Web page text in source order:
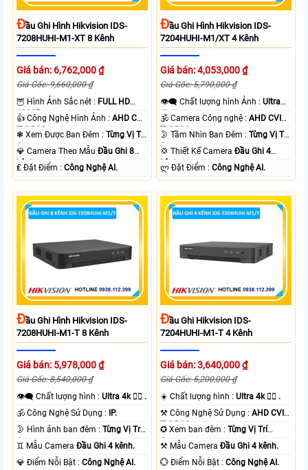
ĐẦu Ghi Hình Hikvision IDS-
7208HUHI-M1-XT 8 Kênh
Giá bán: 6,762,000 ₫
Giá Gốc: 9,660,000 ₫
🦉 Hình Ảnh Sắc nét : FULL HD
1080P .
👍 Công Nghệ Hình Ảnh :AHD CVI
TVI BCS.
❃ Xem Được Ban Đêm :Từng Vị Trí
Camera .
💎 Camera Theo MẫuĐầu Ghi 8
kênh.
️₤ Đặt Điểm :Công Nghệ AI.
ĐẦu Ghi Hình Hikvision IDS-
7204HUHI-M1/XT 4 Kênh
Giá bán: 4,053,000 ₫
Giá Gốc: 5,790,000 ₫
👁️‍🗨 Chất lượng hình Ảnh :Ultra
4k 👍🏾 .
🕉️ Camera Công nghệ :AHD CVI
TVI BCS.
🌛 Tầm Nhìn Ban Đêm :Từng Vị Trí
Camera .
💢 Thiết Kế CameraĐầu Ghi 4
kênh.
️ლ Đặt Điểm :Công Nghệ AI.
ĐẦu Ghi Hình Hikvision IDS-
7208HUHI-M1-T 8 Kênh
Giá bán: 5,978,000 ₫
Giá Gốc: 8,540,000 ₫
👁️‍🗨 Chất lượng hình :Ultra 4k 👍🏾 .
🕉️ Công Nghệ Sử Dụng :
IP.
🌛 Hình ảnh ban đêm :Từng Vị Trí
Camera .
♊ Mẫu CameraĐầu Ghi 4 kênh.
️💎 Điểm Nỗi Bật :Công Nghệ AI.
ĐẦu Ghi Hikvision IDS-
7204HUHI-M1-T 4 Kênh
Giá bán: 3,640,000 ₫
Giá Gốc: 5,200,000 ₫
☀️ Chất lượng hình :Ultra 4k 👍🏾 .
⚒ Công Nghệ Sử Dụng :AHD CVI
TVI BCS.
✪ Xem ban đêm :Từng Vị Trí
Camera .
⚒ Mẫu CameraĐầu Ghi 4 kênh.
️💮 Điểm Nỗi Bật :Công Nghệ AI.